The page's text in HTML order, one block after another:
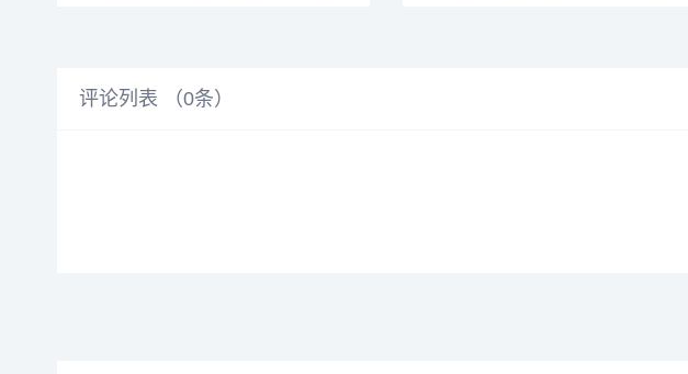
评论列表 （0条）